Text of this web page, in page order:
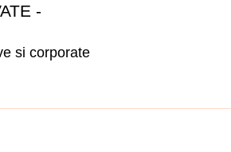
-
si corporate